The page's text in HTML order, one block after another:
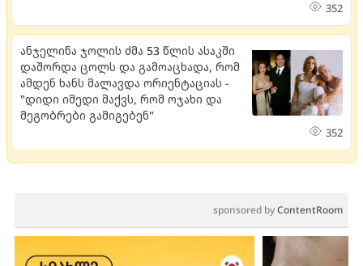
352
ანჯელინა ჯოლის ძმა 53 წლის ასაკში
დაშორდა ცოლს და გამოაცხადა, რომ
ამდენ ხანს მალავდა ორიენტაციას -
"დიდი იმედი მაქვს, რომ ოჯახი და
მეგობრები გამიგებენ"
352
sponsored byContentRoom